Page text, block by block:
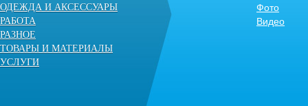
ОДЕЖДА И АКСЕССУАРЫ
РАБОТА
РАЗНОЕ
ТОВАРЫ И МАТЕРИАЛЫ
УСЛУГИ
Фото
Видео